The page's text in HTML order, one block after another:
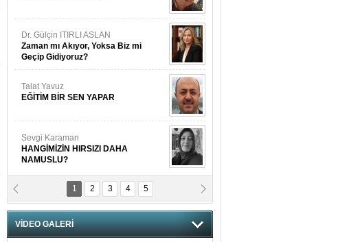
Dr. Gülçin ITIRLI ASLAN
Zaman mı Akıyor, Yoksa Biz mi
Geçip Gidiyoruz?
Talat Yavuz
EĞİTİM BİR SEN YAPAR
Sevgi Karaman
HANGİMİZİN HIRSIZI DAHA
NAMUSLU?
Prof. Dr. Cahit Kurbanoğlu
1 2 3 4 5
VİDEO GALERİ